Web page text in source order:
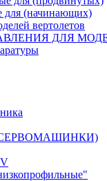
для (начинающих)
вертолетов
ДЛЯ